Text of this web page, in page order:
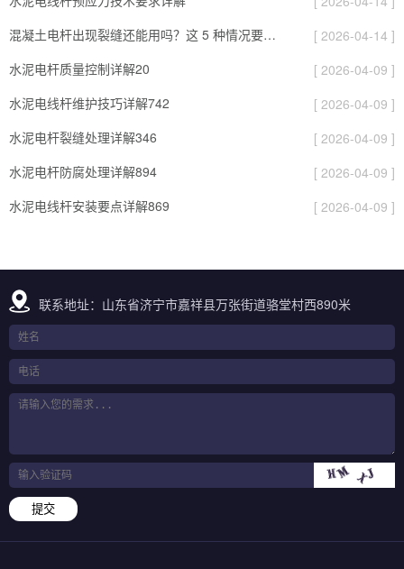
混凝土电杆出现裂缝还能用吗？这 5 种情况要报废
[ 2026-04-14 ]
水泥电杆质量控制详解20
[ 2026-04-09 ]
水泥电线杆维护技巧详解742
[ 2026-04-09 ]
水泥电杆裂缝处理详解346
[ 2026-04-09 ]
水泥电杆防腐处理详解894
[ 2026-04-09 ]
水泥电线杆安装要点详解869
[ 2026-04-09 ]
联系地址：山东省济宁市嘉祥县万张街道骆堂村西890米
提交